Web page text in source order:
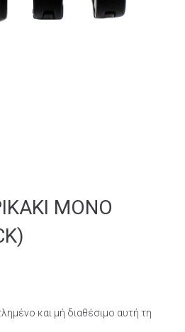
MONO
και μή διαθέσιμο αυτή τη